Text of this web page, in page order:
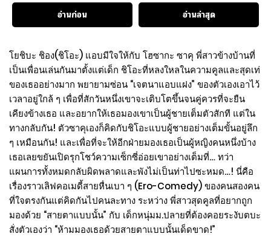
อ่านก่อน
อ่านล่าสุด
โยชิบะ ชิอง(ชิโอะ) แอบมีใจให้กับ โฮซากะ ซาคุ พี่สาวข้างบ้านที่
เป็นเพื่อนเล่นกันมาตั้งแต่เด็ก ชิโอะที่หลงใหลในความคูลและสุดเท่
ของเธออย่างมาก พยายามซ่อน “เจตนาแอบแฝง” ของตัวเองเอาไว้
เวลาอยู่ใกล้ ๆ เพื่อที่สักวันหนึ่งเขาจะเติบโตขึ้นจนคู่ควรที่จะยืน
เคียงข้างเธอ และอยากให้เธอมองเขาเป็นผู้ชายเต็มตัวสักที แต่ใน
ทางกลับกัน! ตัวซาคุเองก็คิดกับชิโอะแบบผู้ชายอย่างเต็มขั้นอยู่ลึก
ๆ เหมือนกัน! และเพื่อที่จะให้อีกฝ่ายมองเธอเป็นผู้หญิงคนหนึ่งบ้าง
เธอเลยขยันเปิดรุกโชว์ความเซ็กซี่อ่อยเขาอย่างเต็มที่… ทว่า
แผนการทั้งหมดกลับผิดพลาดและพังไม่เป็นท่าไปซะหมด…! นี่คือ
เรื่องราวเลิฟคอเมดี้สายหื่นเบา ๆ (Ero-Comedy) ของคนสองคน
ที่ใจตรงกันแต่คิดกันไปคนละทาง ระหว่าง พี่สาวสุดคูลที่อยากถูก
มองด้วย “สายตาแบบนั้น” กับ เด็กหนุ่มม.ปลายที่ต้องคอยระงับตบะ
สั่งตัวเองว่า “ห้ามมองเธอด้วยสายตาแบบนั้นเด็ดขาด!”